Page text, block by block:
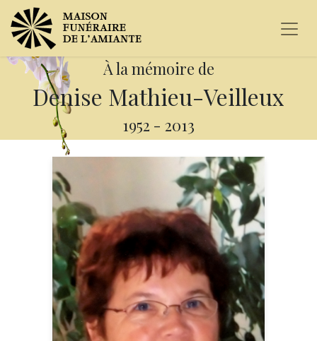
À la mémoire de
Denise Mathieu-Veilleux
1952 - 2013